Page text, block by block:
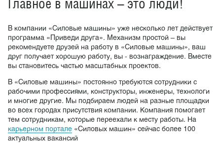
В компании «Силовые машины» уже несколько лет действует
программа «Приведи друга». Механизм простой – вы
рекомендуете друзей на работу в «Силовые машины», ваш
друг получает хорошую работу, вы - вознаграждение. Вместе
вы становитесь частью масштабных проектов.
В «Силовые машины» постоянно требуются сотрудники с
рабочими профессиями, конструкторы, инженеры, технологи
и многие другие. Мы подбираем людей на разные площадки
во всех городах присутствия компании. Компания помогает
тем сотрудникам, которые переехали к месту работы. На
карьерном портале «Силовых машин» сейчас более 100
актуальных вакансий